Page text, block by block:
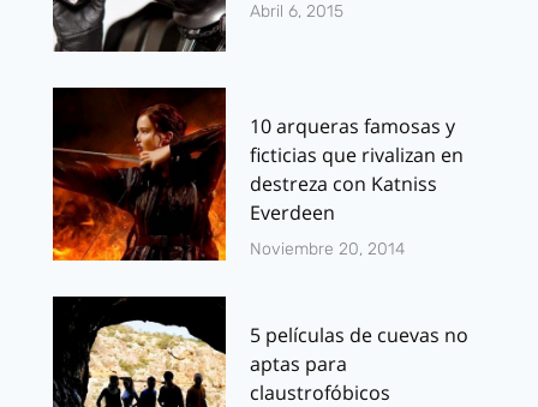
Abril 6, 2015
10 arqueras famosas y
ficticias que rivalizan en
destreza con Katniss
Everdeen
Noviembre 20, 2014
5 películas de cuevas no
aptas para
claustrofóbicos